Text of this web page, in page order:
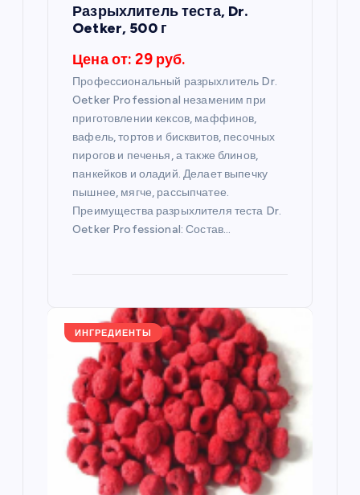
Разрыхлитель теста, Dr.
Oetker, 500 г
Цена от: 29 руб.
Профессиональный разрыхлитель Dr.
Oetker Professional незаменим при
приготовлении кексов, маффинов,
вафель, тортов и бисквитов, песочных
пирогов и печенья, а также блинов,
панкейков и оладий. Делает выпечку
пышнее, мягче, рассыпчатее.
Преимущества разрыхлителя теста Dr.
Oetker Professional: Состав…
ИНГРЕДИЕНТЫ